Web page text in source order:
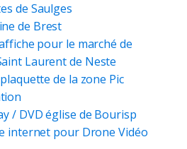
de Saulges
de Brest
pour le marché de
Laurent de Neste
de la zone Pic
/ DVD église de Bourisp
internet pour Drone Vidéo